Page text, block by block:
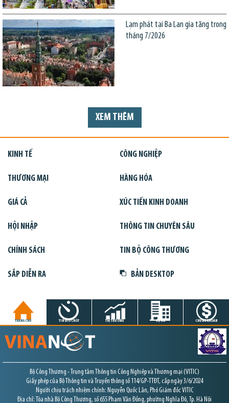
Lạm phát tại Ba Lan gia tăng trong
tháng 7/2026
XEM THÊM
KINH TẾ CÔNG NGHIỆP
THƯƠNG MẠI HÀNG HÓA
GIÁ CẢ XÚC TIẾN KINH DOANH
HỘI NHẬP THÔNG TIN CHUYÊN SÂU
CHÍNH SÁCH TIN BỘ CÔNG THƯƠNG
SẮP DIỄN RA BẢN DESKTOP
TRANG CHỦ TIN GIỜ CHÓT THỊ TRƯỜNG DỰ ÁN CHỨNG KHOÁN
Bộ Công Thương - Trung tâm Thông tin Công Nghiệp và Thương mại (VITIC)
Giấy phép của Bộ Thông tin và Truyền thông số 114/GP-TTĐT, cấp ngày 3/6/2024
Người chịu trách nhiệm chính: Nguyễn Quốc Lân, Phó Giám đốc VITIC
Địa chỉ: Tòa nhà Bộ Công Thương, số 655 Phạm Văn Đồng, phường Nghĩa Đô, Tp. Hà Nội